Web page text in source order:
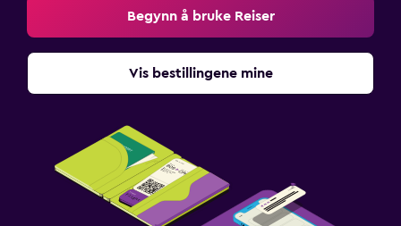
Begynn å bruke Reiser
Vis bestillingene mine